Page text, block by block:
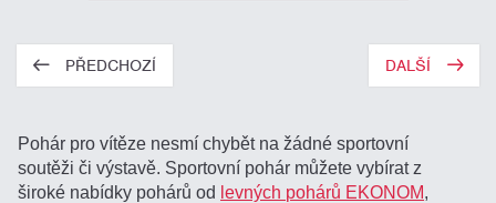
PŘEDCHOZÍ DALŠÍ
Pohár pro vítěze nesmí chybět na žádné sportovní
soutěži či výstavě. Sportovní pohár můžete vybírat z
široké nabídky pohárů od levných pohárů EKONOM,